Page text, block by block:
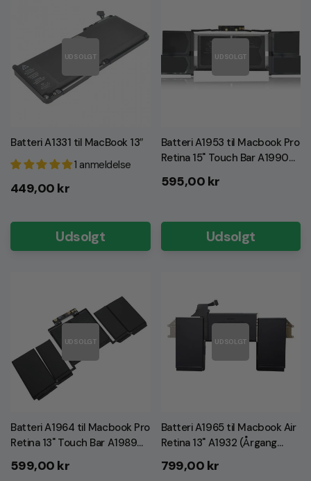
UDSOLGT
Batteri A1331 til MacBook 13″
1 anmeldelse
Normalpris
449,00 kr
Udsolgt
UDSOLGT
Batteri A1953 til Macbook Pro
Retina 15" Touch Bar A1990
(Årgang 2018-2019) (INCL
GRATIS VÆRKTØJ!)
Normalpris
595,00 kr
Udsolgt
UDSOLGT
Batteri A1964 til Macbook Pro
Retina 13" Touch Bar A1989
(Årgang 2018-2019) (INCL
GRATIS VÆRKTØJ!) (Kopier)
Normalpris
599,00 kr
UDSOLGT
Batteri A1965 til Macbook Air
Retina 13" A1932 (Årgang
2018-2019) (INCL GRATIS
VÆRKTØJ!)
Normalpris
799,00 kr